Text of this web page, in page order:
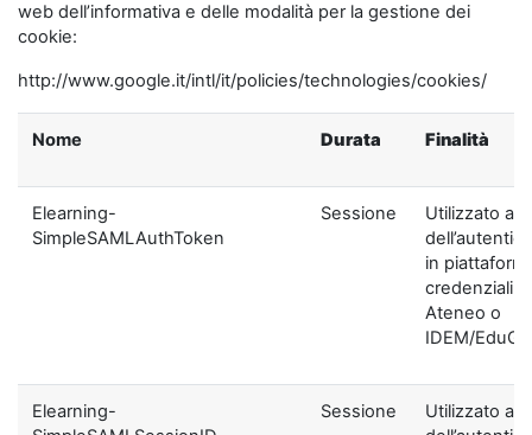
web dell’informativa e delle modalità per la gestione dei
cookie:
http://www.google.it/intl/it/policies/technologies/cookies/
Nome Durata Finalità
Elearning-
SimpleSAMLAuthToken
Sessione
Utilizzato ai
in
credenziali di
Ateneo o
IDEM/
Elearning-
Sessione
Utilizzato ai